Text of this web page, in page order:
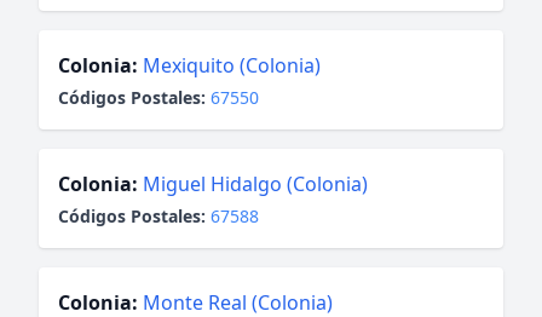
Colonia: Mexiquito (Colonia)
Códigos Postales: 67550
Colonia: Miguel Hidalgo (Colonia)
Códigos Postales: 67588
Colonia: Monte Real (Colonia)